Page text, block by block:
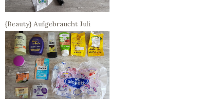
{Beauty} Aufgebraucht Juli